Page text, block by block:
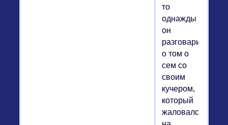
то
однажды
он
разговаривал
о том о
сем со
своим
кучером,
который
жаловался